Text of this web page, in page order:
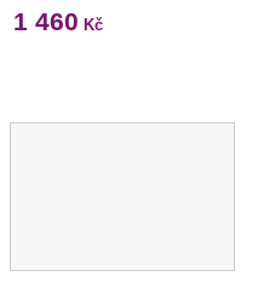
1 460 Kč